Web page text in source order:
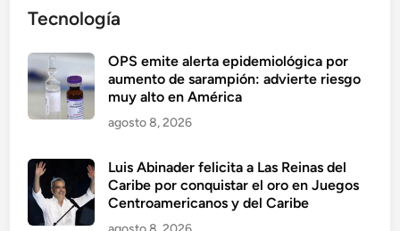
Tecnología
OPS emite alerta epidemiológica por
aumento de sarampión: advierte riesgo
muy alto en América
agosto 8, 2026
Luis Abinader felicita a Las Reinas del
Caribe por conquistar el oro en Juegos
Centroamericanos y del Caribe